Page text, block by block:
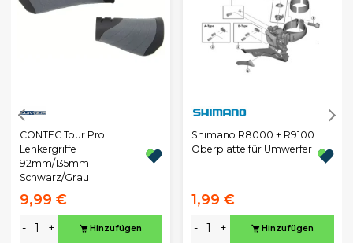
CONTEC Tour Pro
Lenkergriffe
92mm/135mm
Schwarz/Grau
9,99 €
- + Hinzufügen
Shimano R8000 + R9100
Oberplatte für Umwerfer
1,99 €
- + Hinzufügen